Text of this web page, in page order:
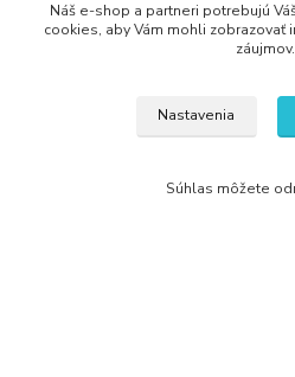
+421 940 949 000
Náš e-shop a partneri potrebujú
cookies, aby Vám mohli zobrazovať
záujmov.
Nastavenia
Súhlas môžete